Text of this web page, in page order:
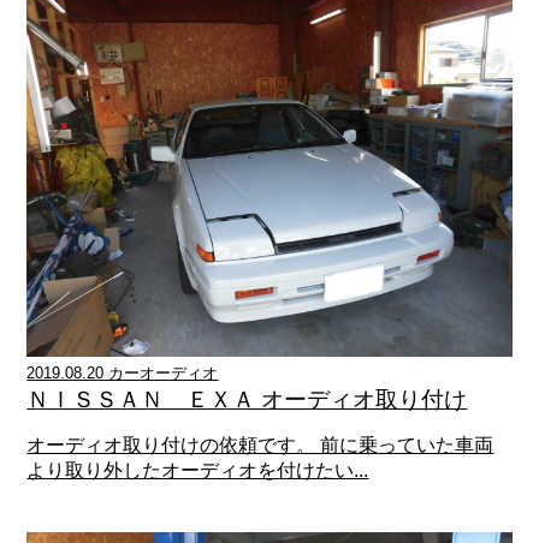
2019.08.20 カーオーディオ
ＮＩＳＳＡＮ ＥＸＡ オーディオ取り付け
オーディオ取り付けの依頼です。 前に乗っていた車両
より取り外したオーディオを付けたい...